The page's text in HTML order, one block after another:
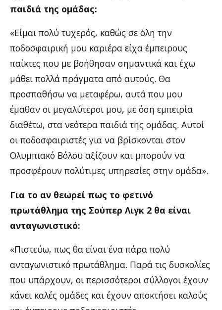
παιδιά της ομάδας:
«Είμαι πολύ τυχερός, καθώς σε όλη την
ποδοσφαιρική μου καριέρα είχα έμπειρους
παίκτες που με βοήθησαν σημαντικά και έχω
μάθει πολλά πράγματα από αυτούς. Θα
προσπαθήσω να μεταφέρω, αυτά που μου
έμαθαν οι μεγαλύτεροι μου, με όση εμπειρία
διαθέτω, στα νεότερα παιδιά της ομάδας. Αυτοί
οι ποδοσφαιριστές για να βρίσκονται στον
Ολυμπιακό Βόλου αξίζουν και μπορούν να
προσφέρουν πολύτιμες υπηρεσίες στην ομάδα».
Για το αν θεωρεί πως το φετινό
πρωτάθλημα της Σούπερ Λιγκ 2 θα είναι
ανταγωνιστικό:
«Πιστεύω, πως θα είναι ένα πάρα πολύ
ανταγωνιστικό πρωτάθλημα. Παρά τις δυσκολίες
που υπάρχουν, οι περισσότεροι σύλλογοι έχουν
κάνει καλές ομάδες και έχουν αποκτήσει καλούς